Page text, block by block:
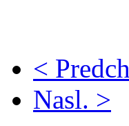
<
Nasl. >